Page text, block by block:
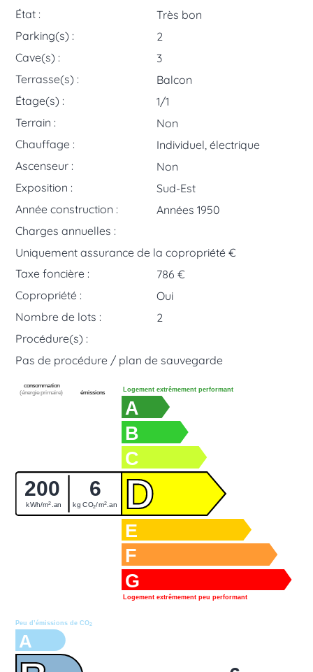
État :
Très bon
Parking(s) :
2
Cave(s) :
3
Terrasse(s) :
Balcon
Étage(s) :
1/1
Terrain :
Non
Chauffage :
Individuel, électrique
Ascenseur :
Non
Exposition :
Sud-Est
Année construction :
Années 1950
Charges annuelles :
Uniquement assurance de la copropriété €
Taxe foncière :
786 €
Copropriété :
Oui
Nombre de lots :
2
Procédure(s) :
Pas de procédure / plan de sauvegarde
(énergie primaire)
consommation
émissions Logement extrêmement performant
A
B
C
D
6
200
kWh/m2 .an kg CO2/m2 .an
E
F
G
Logement extrêmement peu performant
Peu d’émissions de CO2
A